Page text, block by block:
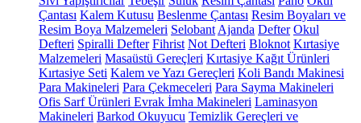
Çantası Kalem Kutusu Beslenme Çantası Resim Boyaları ve
Resim Boya Malzemeleri Selobant Ajanda Defter Okul
Defteri Spiralli Defter Fihrist Not Defteri Bloknot Kırtasiye
Malzemeleri Masaüstü Gereçleri Kırtasiye Kağıt Ürünleri
Kırtasiye Seti Kalem ve Yazı Gereçleri Koli Bandı Makinesi
Para Makineleri Para Çekmeceleri Para Sayma Makineleri
Ofis Sarf Ürünleri Evrak İmha Makineleri Laminasyon
Makineleri Barkod Okuyucu Temizlik Gereçleri ve